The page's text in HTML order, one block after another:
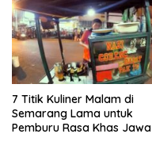
7 Titik Kuliner Malam di
Semarang Lama untuk
Pemburu Rasa Khas Jawa